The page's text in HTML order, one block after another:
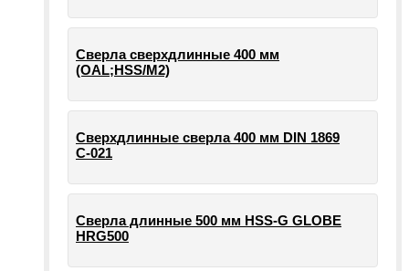
Сверла сверхдлинные 400 мм
(OAL;HSS/M2)
Сверхдлинные сверла 400 мм DIN 1869
С-021
Сверла длинные 500 мм HSS-G GLOBE
HRG500